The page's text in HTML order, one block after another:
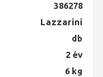
386278
Lazzarini
db
2 év
6 kg